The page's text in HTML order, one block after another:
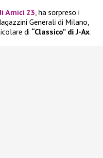
Amici 23 , ha sorpreso i
Generali di Milano,
di “Classico” di J-Ax.